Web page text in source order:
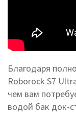
Благодаря
Roborock S7
чем вам
водой бак док-